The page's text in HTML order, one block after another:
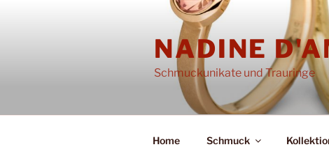
NADINE
Schmuckunikate und Trauringe
Home Schmuck